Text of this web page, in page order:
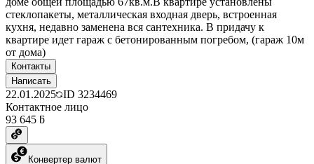
стеклопакеты, металлическая входная дверь, встроенная
кухня, недавно заменена вся сантехника. В придачу к
квартире идет гараж с бетонированным погребом, (гараж 10м
от дома)
Контакты
Написать
22.01.2025 ID 3234469
Контактное лицо
93 645 ƃ
Конвертер валют